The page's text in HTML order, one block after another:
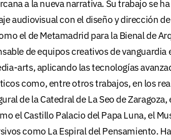
a la nueva narrativa. Su trabajo se
audiovisual con el diseño y dirección
el de Metamadrid para la Bienal de
de equipos creativos de vanguardia
arts, aplicando las tecnologías
como, entre otros trabajos, en los
de la Catedral de La Seo de
el Castillo Palacio del Papa Luna, el
como La Espiral del Pensamiento.